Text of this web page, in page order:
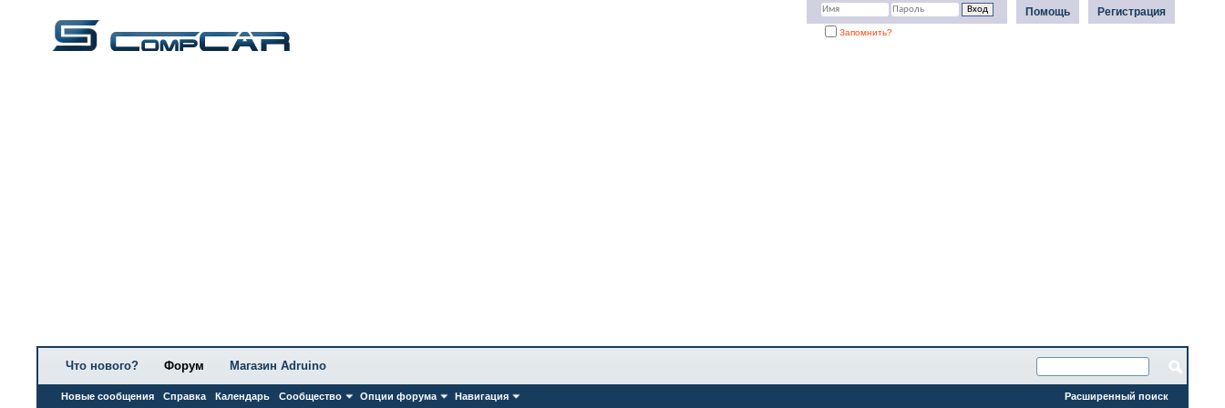
Регистрация
Помощь
Запомнить?
Что нового? Форум
Новые сообщения Справка Календарь Сообщество Опции форума Навигация
Магазин Adruino
Расширенный поиск